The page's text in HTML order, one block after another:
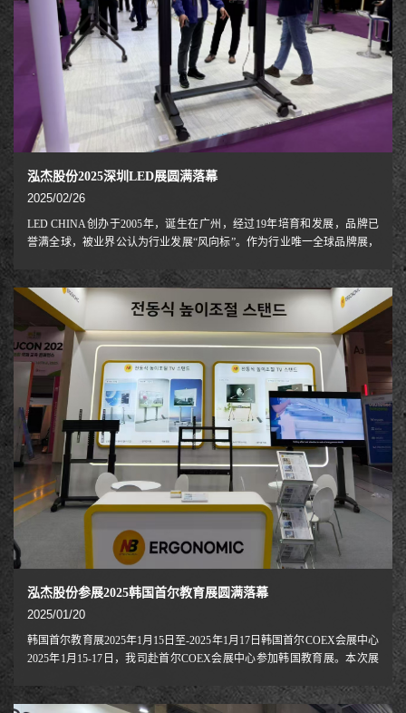
泓杰股份2025深圳LED展圆满落幕
2025/02/26
LED CHINA创办于2005年，诞生在广州，经过19年培育和发展，品牌已
誉满全球，被业界公认为行业发展“风向标”。作为行业唯一全球品牌展，
会品牌影响力持续得到全球行业人的认可。2015年，LED CHINA升级上
海并于2019年起发展为系列展会，每年分别于深圳和上海举办，同年两场
展会均获得超过100个国家买家进场参观的傲人成绩，深受业界好评。
2024年，LED CHINA重回开年首展，更是LED CHINA第19周年，在为期
三
泓杰股份参展2025韩国首尔教育展圆满落幕
2025/01/20
韩国首尔教育展2025年1月15日至-2025年1月17日韩国首尔COEX会展中心
2025年1月15-17日，我司赴首尔COEX会展中心参加韩国教育展。本次展
展，三天接待专业观众超2.8万人次。我司带着2025全新款电动推车系列参